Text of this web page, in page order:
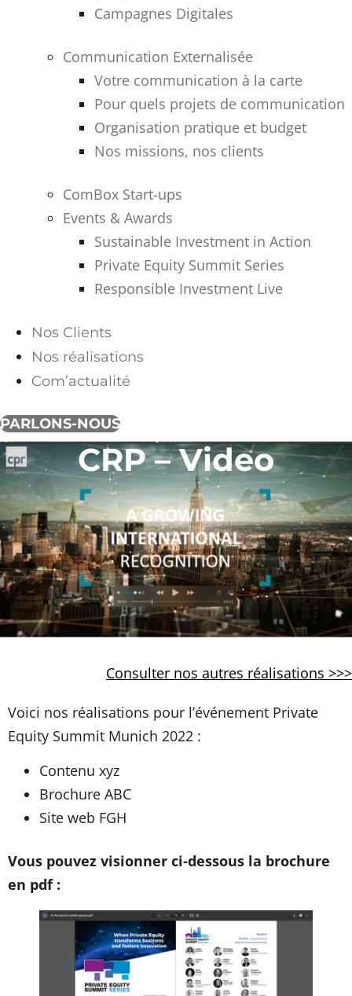
Campagnes Digitales
Communication Externalisée
Votre communication à la carte
Pour quels projets de communication
Organisation pratique et budget
Nos missions, nos clients
ComBox Start-ups
Events & Awards
Sustainable Investment in Action
Private Equity Summit Series
Responsible Investment Live
Nos Clients
Nos réalisations
Com’actualité
PARLONS-NOUS
CRP – Video
Consulter nos autres réalisations >>>
Voici nos réalisations pour l’événement Private
Equity Summit Munich 2022 :
Contenu xyz
Brochure ABC
Site web FGH
Vous pouvez visionner ci-dessous la brochure
en pdf :